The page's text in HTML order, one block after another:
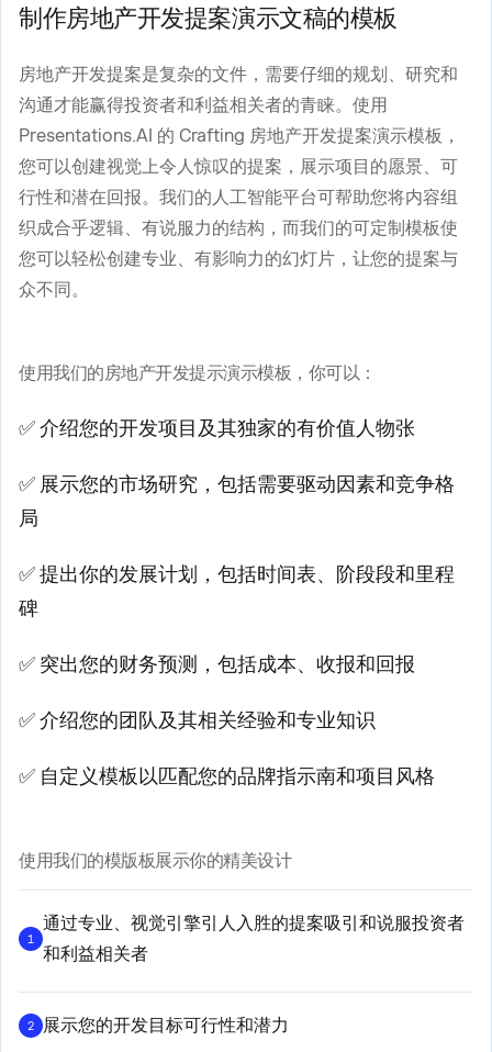
制作房地产开发提案演示文稿的模板
房地产开发提案是复杂的文件，需要仔细的规划、研究和
沟通才能赢得投资者和利益相关者的青睐。使用
Presentations.AI 的 Crafting 房地产开发提案演示模板，
您可以创建视觉上令人惊叹的提案，展示项目的愿景、可
行性和潜在回报。我们的人工智能平台可帮助您将内容组
织成合乎逻辑、有说服力的结构，而我们的可定制模板使
您可以轻松创建专业、有影响力的幻灯片，让您的提案与
众不同。
使用我们的房地产开发提示演示模板，你可以：
✅ 介绍您的开发项目及其独家的有价值人物张
✅ 展示您的市场研究，包括需要驱动因素和竞争格
局
✅ 提出你的发展计划，包括时间表、阶段段和里程
碑
✅ 突出您的财务预测，包括成本、收报和回报
✅ 介绍您的团队及其相关经验和专业知识
✅ 自定义模板以匹配您的品牌指示南和项目风格
使用我们的模版板展示你的精美设计
1
通过专业、视觉引擎引人入胜的提案吸引和说服投资者
和利益相关者
2 展示您的开发目标可行性和潜力